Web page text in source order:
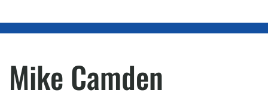
Mike Camden